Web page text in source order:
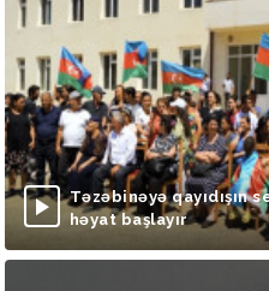
Təzəbinəyə qayıdışın
həyat başlayır